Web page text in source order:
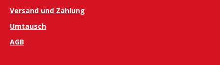
Versand und Zahlung
Umtausch
AGB